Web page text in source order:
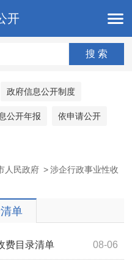
开
政府信息公开制度
公开年报 依申请公开
人民政府 > 涉企行政事业性收
单
08-06
费目录清单